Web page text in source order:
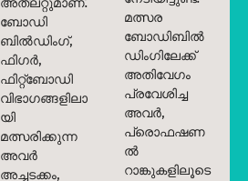
ബോഡി
ബിൽഡിംഗ്,
ഫിഗർ,
ഫിറ്റ്‌ബോഡി
വിഭാഗങ്ങളിലാ
യി
മത്സരിക്കുന്ന
അവർ
അച്ചടക്കം,
മത്സര
ബോഡിബിൽ
ഡിംഗിലേക്ക്
അതിവേഗം
പ്രവേശിച്ച
അവർ,
പ്രൊഫഷണ
ൽ
റാങ്കുകളിലൂടെ